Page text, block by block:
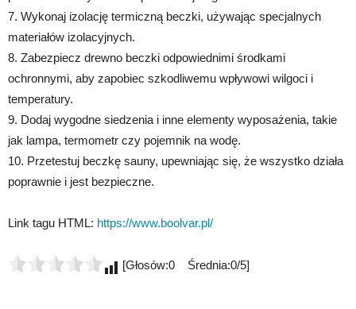
7. Wykonaj izolację termiczną beczki, używając specjalnych
materiałów izolacyjnych.
8. Zabezpiecz drewno beczki odpowiednimi środkami
ochronnymi, aby zapobiec szkodliwemu wpływowi wilgoci i
temperatury.
9. Dodaj wygodne siedzenia i inne elementy wyposażenia, takie
jak lampa, termometr czy pojemnik na wodę.
10. Przetestuj beczkę sauny, upewniając się, że wszystko działa
poprawnie i jest bezpieczne.
Link tagu HTML: https://www.boolvar.pl/
[Głosów:0 Średnia:0/5]